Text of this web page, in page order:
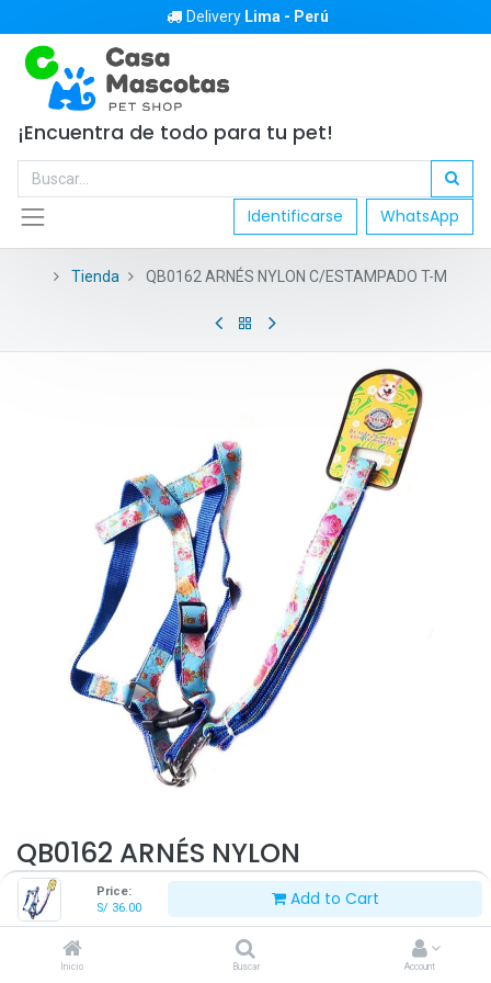
Price:
S/ 36.00 Add to Cart
Inicio Buscar Account
Delivery Lima - Perú
¡Encuentra de todo para tu pet!
Identificarse WhatsApp
Tienda QB0162 ARNÉS NYLON C/ESTAMPADO T-M
QB0162 ARNÉS NYLON
C/ESTAMPADO T-M
Este producto ya no está disponible.